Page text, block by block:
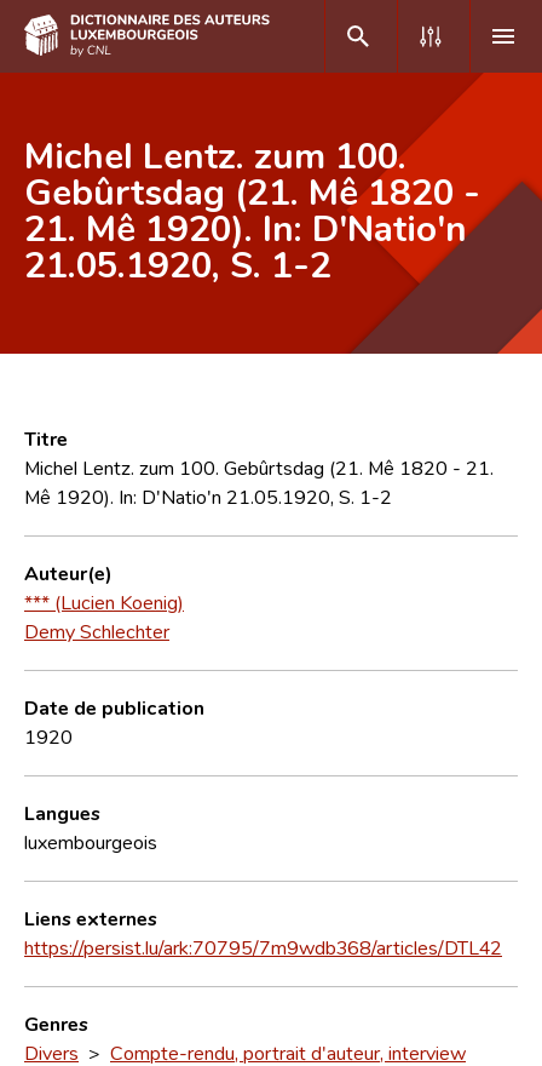
DE FR
Accueil
Auteur(e)s A-Z
Équipe scientifique
Michel Lentz. zum 100.
Gebûrtsdag (21. Mê 1820 -
21. Mê 1920). In: D'Natio'n
21.05.1920, S. 1-2
Titre
Michel Lentz. zum 100. Gebûrtsdag (21. Mê 1820 - 21.
Mê 1920). In: D'Natio'n 21.05.1920, S. 1-2
Auteur(e)
*** (Lucien Koenig)
Demy Schlechter
Date de publication
1920
Langues
luxembourgeois
Liens externes
https://persist.lu/ark:70795/7m9wdb368/articles/DTL42
Genres
Divers > Compte-rendu, portrait d'auteur, interview